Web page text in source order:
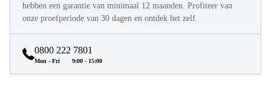
hebben een garantie van minimaal 12 maanden. Profiteer van
onze proefperiode van 30 dagen en ontdek het zelf.
0800 222 7801
Mon - Fri 9:00 - 15:00